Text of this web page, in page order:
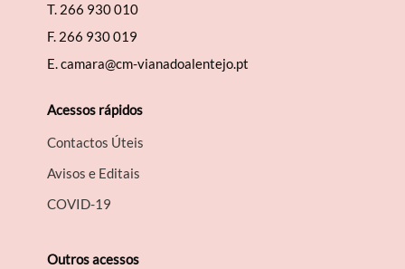
T. 266 930 010
F. 266 930 019
E.camara@cm-vianadoalentejo.pt
Acessos rápidos
Contactos Úteis
Avisos e Editais
COVID-19
Outros acessos